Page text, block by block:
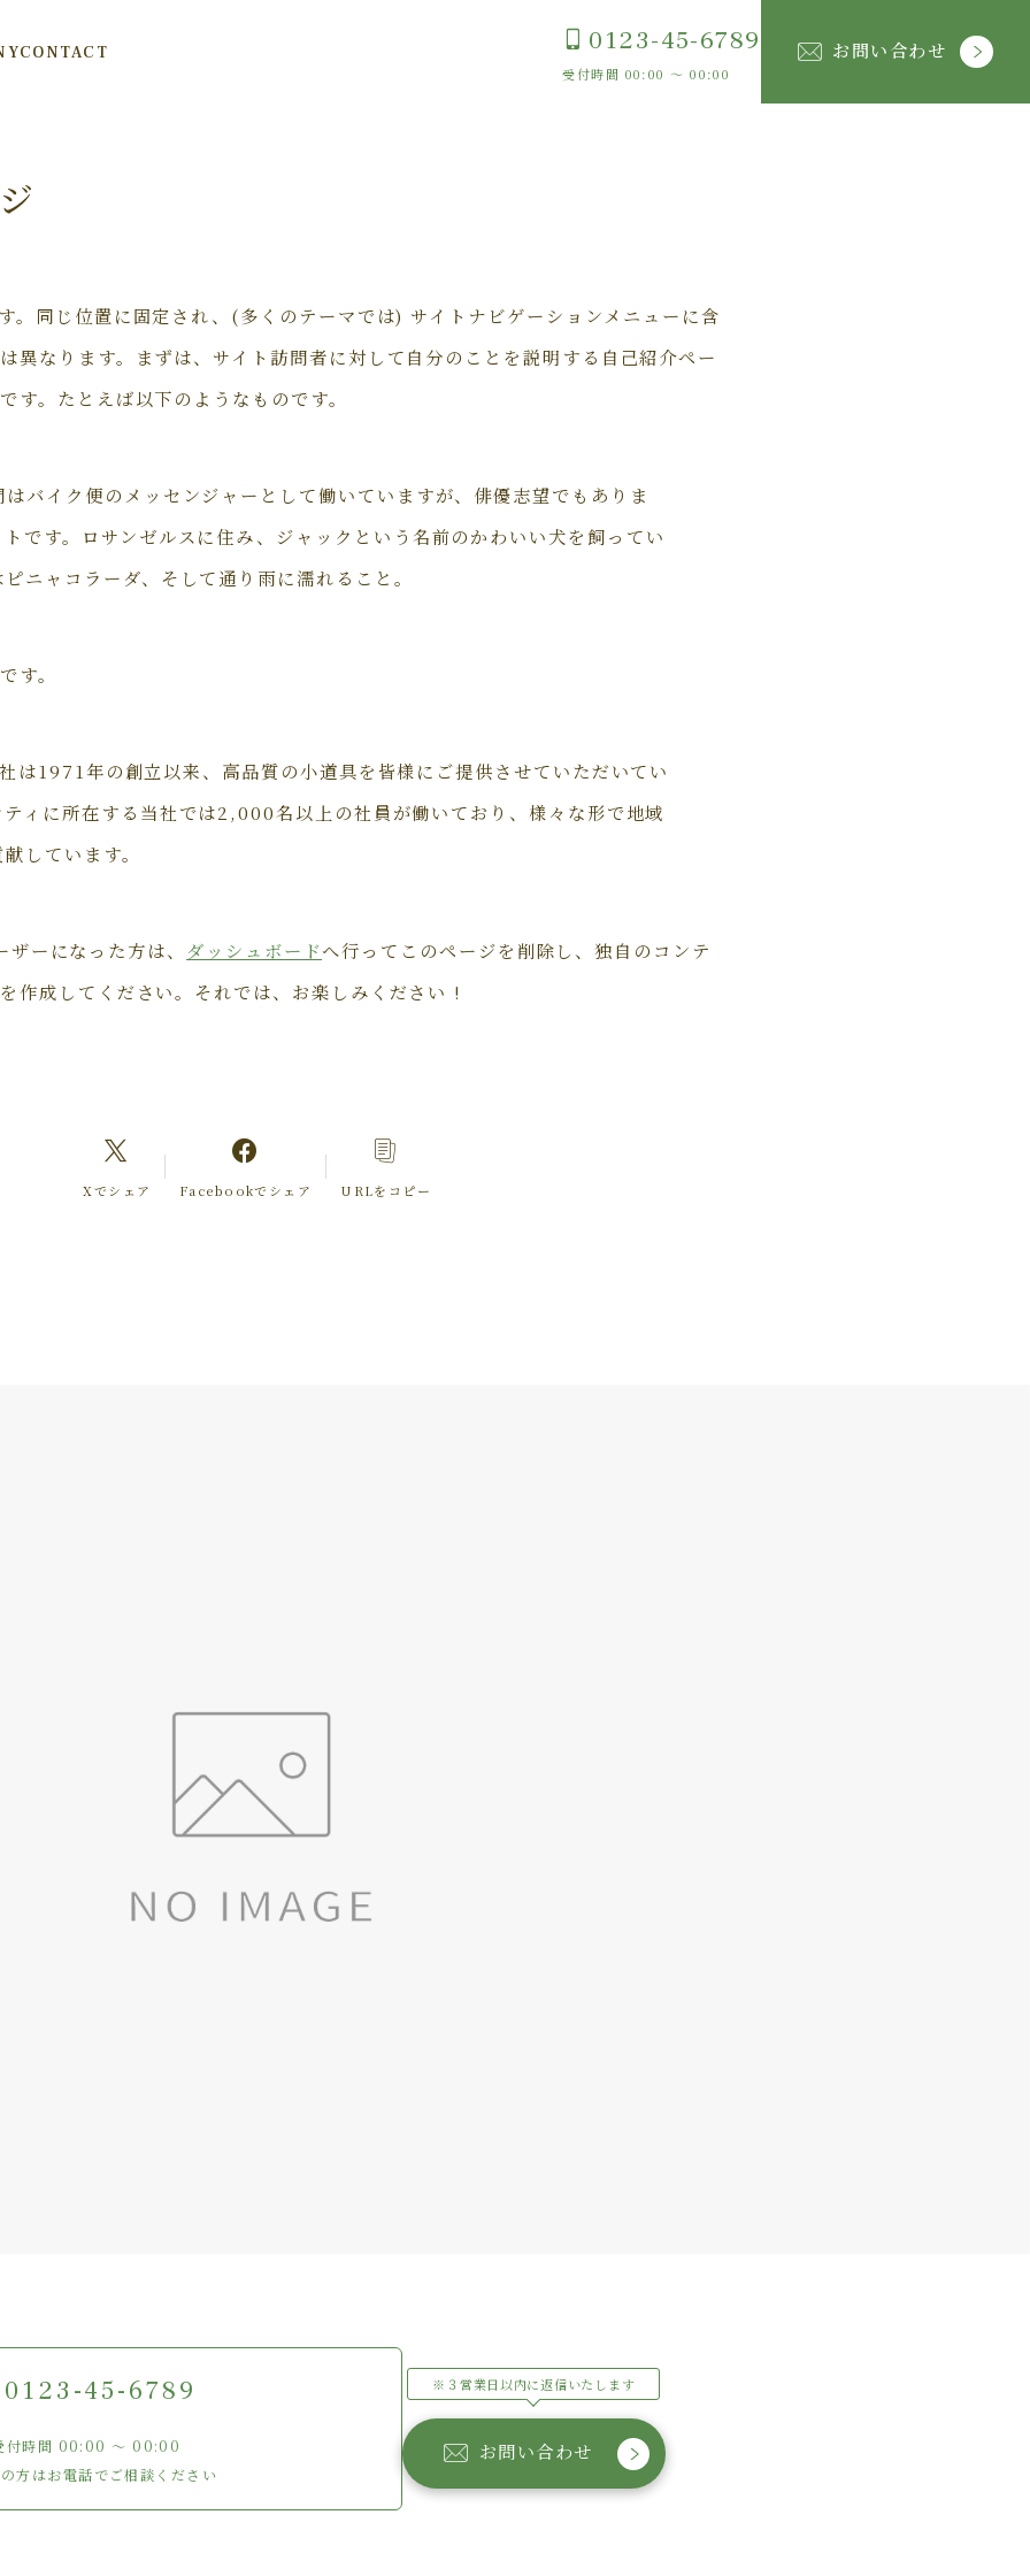
CONTACT 0123-45-6789
受付時間 00:00 〜 00:00
お問い合わせ
。同じ位置に固定され、(多くのテーマでは) サイトナビゲーションメニューに含
異なります。まずは、サイト訪問者に対して自分のことを説明する自己紹介ペー
す。たとえば以下のようなものです。
バイク便のメッセンジャーとして働いていますが、俳優志望でもありま
です。ロサンゼルスに住み、ジャックという名前のかわいい犬を飼ってい
ニャコラーダ、そして通り雨に濡れること。
す。
は1971年の創立以来、高品質の小道具を皆様にご提供させていただいてい
ティに所在する当社では2,000名以上の社員が働いており、様々な形で地域
しています。
ーになった方は、 ダッシュボードへ行ってこのページを削除し、独自のコンテ
作成してください。それでは、お楽しみください !
Xでシェア Facebookでシェア URLをコピー
0123-45-6789
付時間 00:00 〜 00:00
方はお電話でご相談ください
※３営業日以内に返信いたします
お問い合わせ